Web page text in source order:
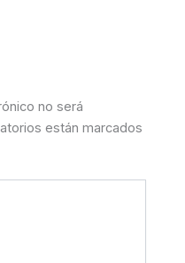
no será
están marcados